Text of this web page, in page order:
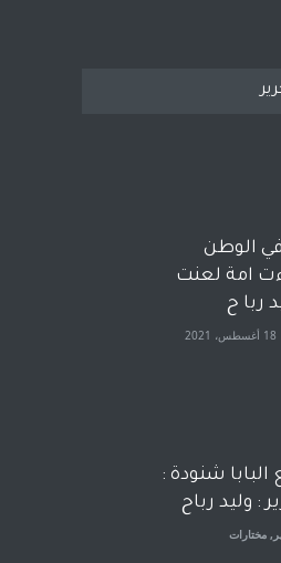
طاحنة كتب
مرة اخرى..
يقهر
، فأعطوه
صاغرون،
في الوطن
امة لعنت
ربا ح
18 أغسطس، 2021
شنودة :
: وليد رباح
, مختارات